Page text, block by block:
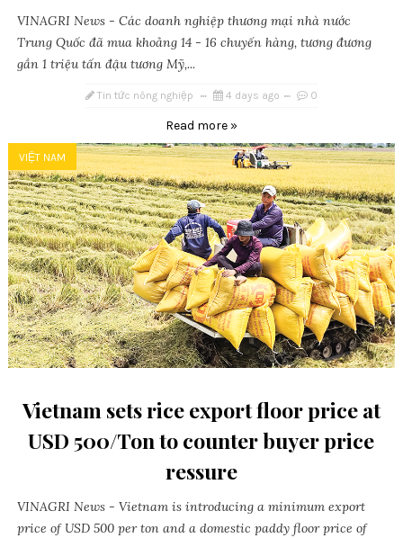
VINAGRI News - Các doanh nghiệp thương mại nhà nước
Trung Quốc đã mua khoảng 14 - 16 chuyến hàng, tương đương
gần 1 triệu tấn đậu tương Mỹ,...
Tin tức nông nghiệp 4 days ago 0
Read more »
VIỆT NAM
Vietnam sets rice export floor price at
USD 500/Ton to counter buyer price
ressure
VINAGRI News - Vietnam is introducing a minimum export
price of USD 500 per ton and a domestic paddy floor price of